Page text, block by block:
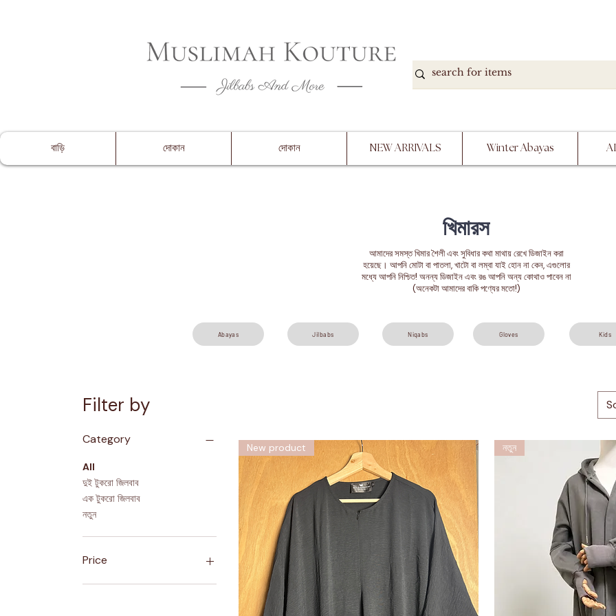
বাড়ি দোকান দোকান NEW ARRIVALS Winter Abayas
খিমারস
আমাদের সমস্ত খিমার শৈলী এবং সুবিধার কথা মাথায় রেখে ডিজাইন করা
হয়েছে। আপনি মোটা বা পাতলা, খাটো বা লম্বা যাই হোন না কেন, এগুলোর
মধ্যে আপনি নিশ্চিত! অনন্য ডিজাইন এবং রঙ আপনি অন্য কোথাও পাবেন না
(অনেকটা আমাদের বাকি পণ্যের মতো!)
Abayas Jilbabs Niqabs Gloves Kids
Filter by
Category
All
দুই টুকরো জিলবাব
এক টুকরো জিলবাব
নতুন
Price
New product নতুন